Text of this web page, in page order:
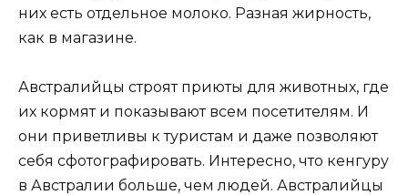
них есть отдельное молоко. Разная жирность,
как в магазине.
Австралийцы строят приюты для животных, где
их кормят и показывают всем посетителям. И
они приветливы к туристам и даже позволяют
себя сфотографировать. Интересно, что кенгуру
в Австралии больше, чем людей. Австралийцы